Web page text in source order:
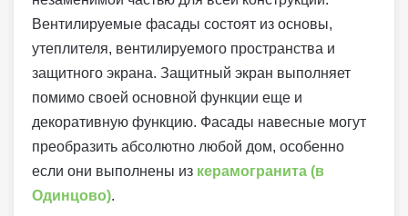
Вентилируемые фасады состоят из основы,
утеплителя, вентилируемого пространства и
защитного экрана. Защитный экран выполняет
помимо своей основной функции еще и
декоративную функцию. Фасады навесные могут
преобразить абсолютно любой дом, особенно
если они выполнены из керамогранита (в
Одинцово).